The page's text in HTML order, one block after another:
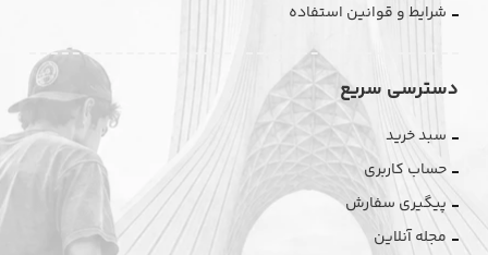
شرایط و قوانین استفاده
دسترسی سریع
سبد خرید
حساب کاربری
پیگیری سفارش
مجله آنلاین